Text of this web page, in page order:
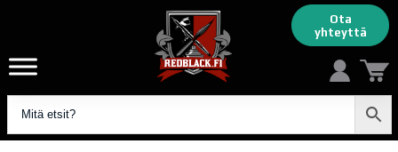
Ota
yhteyttä